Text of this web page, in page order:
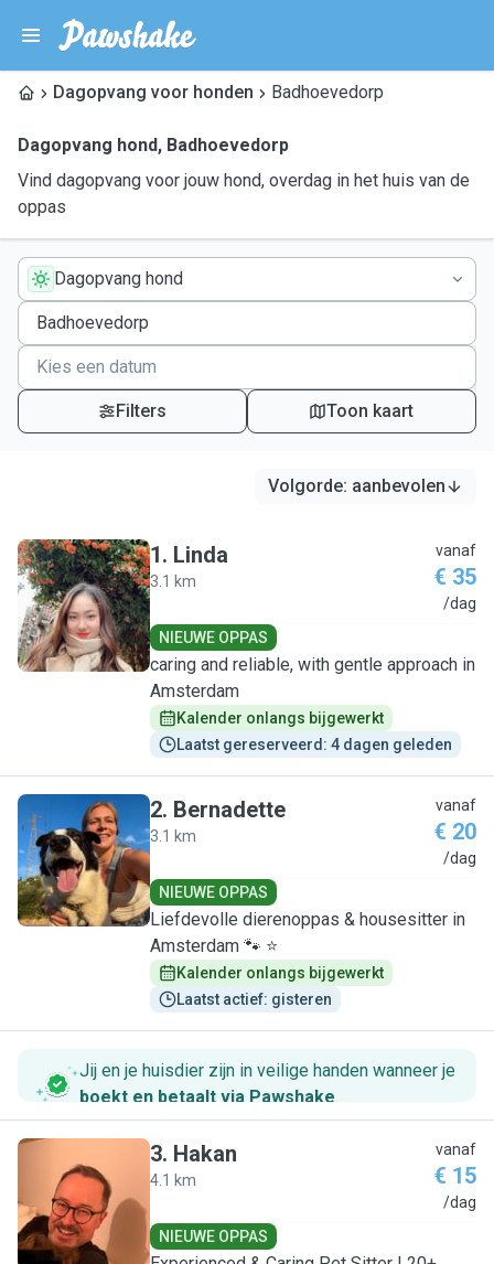
Dagopvang voor honden Badhoevedorp
Dagopvang hond, Badhoevedorp
Vind dagopvang voor jouw hond, overdag in het huis van de
oppas
Dagopvang hond
Filters Toon kaart
Volgorde: aanbevolen
L
1. Linda
3.1 km
vanaf
€ 35
/dag
NIEUWE OPPAS
caring and reliable, with gentle approach in
Amsterdam
Kalender onlangs bijgewerkt
Laatst gereserveerd: 4 dagen geleden
B
2. Bernadette
3.1 km
vanaf
€ 20
/dag
NIEUWE OPPAS
Liefdevolle dierenoppas & housesitter in
Amsterdam 🐾 ⭐
Kalender onlangs bijgewerkt
Laatst actief: gisteren
Jij en je huisdier zijn in veilige handen wanneer je
boekt en betaalt via Pawshake.
H
3. Hakan
4.1 km
vanaf
€ 15
/dag
NIEUWE OPPAS